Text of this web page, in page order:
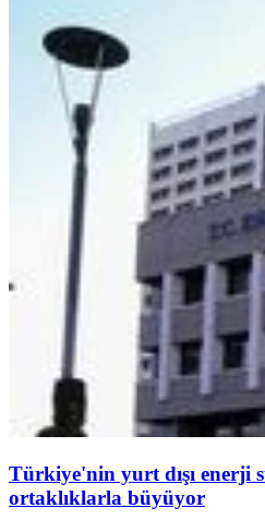
Türkiye'nin yurt dışı enerji
ortaklıklarla büyüyor